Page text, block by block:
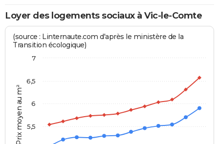
Loyer des logements sociaux à Vic-le-Comte
Prix moyen au m²
(source : Linternaute.com d'après le ministère de la
Transition écologique)
5,5
6
6,5
7